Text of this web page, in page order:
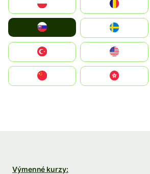
United States
中國香港特別行政區
Výmenné kurzy: